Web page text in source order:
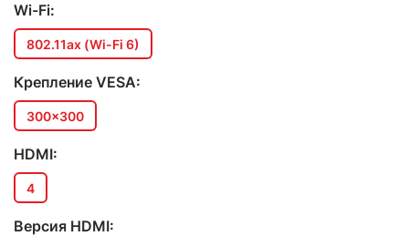
Wi-Fi:
802.11ax (Wi-Fi 6)
Крепление VESA:
300x300
HDMI:
4
Версия HDMI: